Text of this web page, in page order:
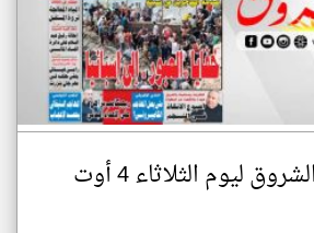
جريدة الشروق ليوم الثلاثاء 4 أوت